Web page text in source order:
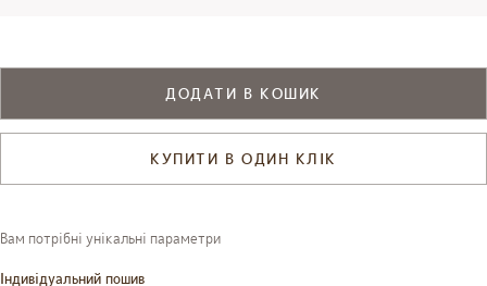
ДОДАТИ В КОШИК
КУПИТИ В ОДИН КЛІК
Вам потрібні унікальні параметри
Індивідуальний пошив